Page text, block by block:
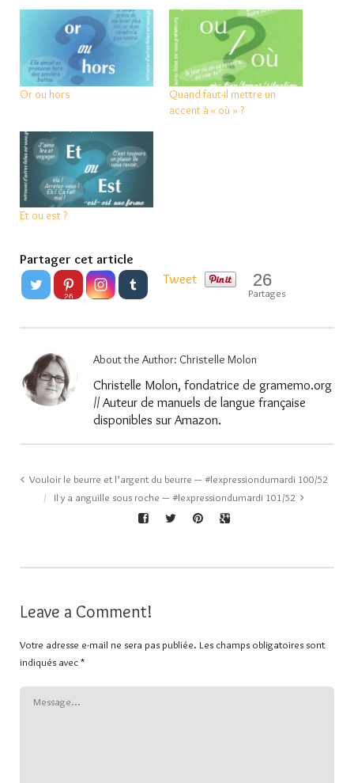
Or ou hors
Quand faut-il mettre un
accent à « où » ?
Et ou est ?
Partager cet article
26
Tweet 26
Partages
About the Author: Christelle Molon
Christelle Molon, fondatrice de gramemo.org
// Auteur de manuels de langue française
disponibles sur Amazon.
Vouloir le beurre et l’argent du beurre — #lexpressiondumardi 100/52
Il y a anguille sous roche — #lexpressiondumardi 101/52
Leave a Comment!
Votre adresse e-mail ne sera pas publiée. Les champs obligatoires sont
indiqués avec*